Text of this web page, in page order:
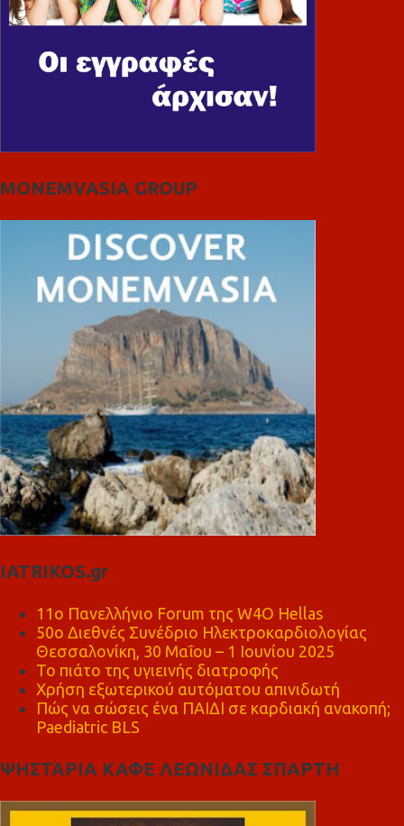
MONEMVASIA GROUP
IATRIKOS.gr
11ο Πανελλήνιο Forum της W4O Hellas
50ο Διεθνές Συνέδριο Ηλεκτροκαρδιολογίας
Θεσσαλονίκη, 30 Μαΐου – 1 Ιουνίου 2025
Το πιάτο της υγιεινής διατροφής
Χρήση εξωτερικού αυτόματου απινιδωτή
Πώς να σώσεις ένα ΠΑΙΔΙ σε καρδιακή ανακοπή;
Paediatric BLS
ΨΗΣΤΑΡΙΑ ΚΑΦΕ ΛΕΩΝΙΔΑΣ ΣΠΑΡΤΗ